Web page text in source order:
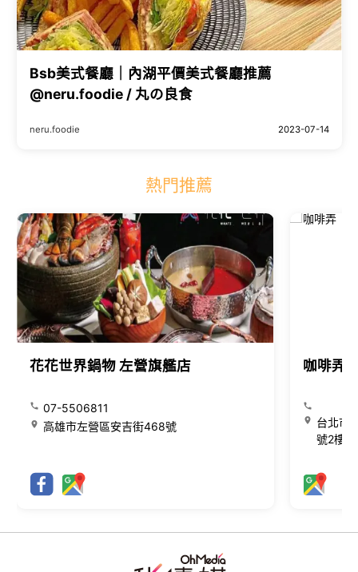
Bsb美式餐廳｜內湖平價美式餐廳推薦
@neru.foodie / 丸の良食
neru.foodie 2023-07-14
熱門推薦
花花世界鍋物 左營旗艦店
07-5506811
高雄市左營區安吉街468號
咖啡弄
台北市
號2樓